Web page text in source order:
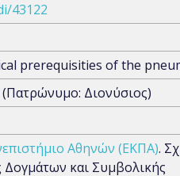
43122
prerequisities of the
Διονύσιος)
Αθηνών (ΕΚΠΑ).
και Συμβολικής